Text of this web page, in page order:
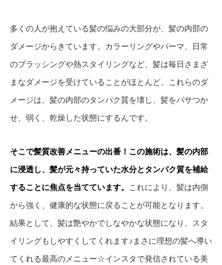
多くの人が抱えている髪の悩みの大部分が、髪の内部の
ダメージからきています。カラーリングやパーマ、日常
のブラッシングや熱スタイリングなど、髪は毎日さまざ
まなダメージを受けていることがほとんど。これらのダ
メージは、髪の内部のタンパク質を壊し、髪をパサつか
せ、弱く、乾燥した状態にするんです。
そこで髪質改善メニューの出番！この施術は、髪の内部
に浸透し、髪が元々持っていた水分とタンパク質を補給
することに焦点を当てています。 これにより、髪は内側
から強く、健康的な状態に戻ることが可能となります。
結果として、髪は艶やかでしなやかな状態になり、スタ
イリングもしやすくしてくれます♪まさに理想の髪へ導い
てくれる最高のメニュー☆インスタで発信されている美